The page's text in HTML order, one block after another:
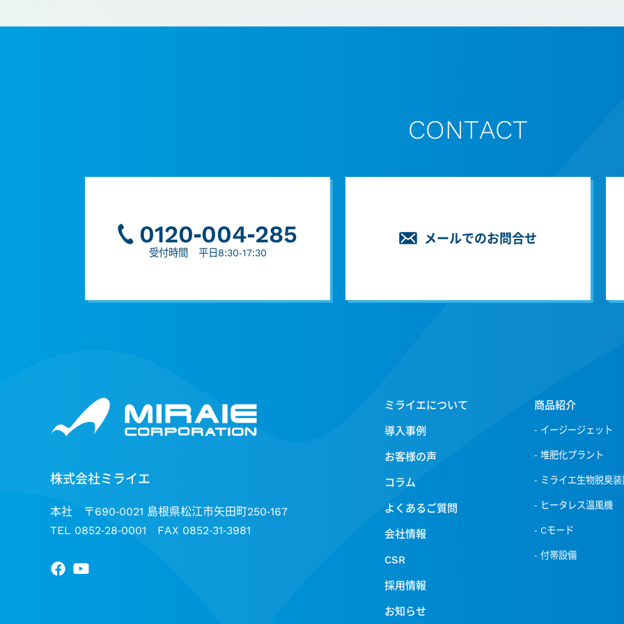
CONTACT
0120-004-285
受付時間 平日8:30-17:30
メールでのお問合せ
株式会社ミライエ
本社 〒690-0021 島根県松江市矢田町250-167
TEL 0852-28-0001 FAX 0852-31-3981
ミライエについて
導入事例
お客様の声
コラム
よくあるご質問
会社情報
CSR
採用情報
お知らせ
商品紹介
イージージェット
堆肥化プラント
ミライエ生物脱臭装
ヒータレス温風機
Cモード
付帯設備